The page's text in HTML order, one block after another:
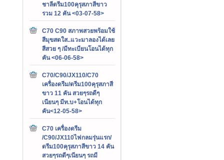
ชาลีดรีม100คุรุสภาสีขาว
รวม 12 คัน <03-07-58>
C70 C90 สภาพสวยพร้อมใช้
สีมุขสดใส..แวะมาลองได้เลย
สีสวย ๆ /มีทะเบียนโอนได้ทุก
คัน <06-06-58>
C70/C90/JX110/C70
เครื่องดรีม/ดรีม100คุรุสภาสี
ขาว 11 คัน สวยๆรถดีๆ
เนียนๆ มีท.บ+โอนได้ทุก
คัน<12-05-58>
C70 เครื่องดรีม
/C90/JX110ไฟกลมรุ่นแรก/
ดรีม100คุรุสภาสีขาว 14 คัน
สวยๆรถดีๆเนียนๆ รถมี